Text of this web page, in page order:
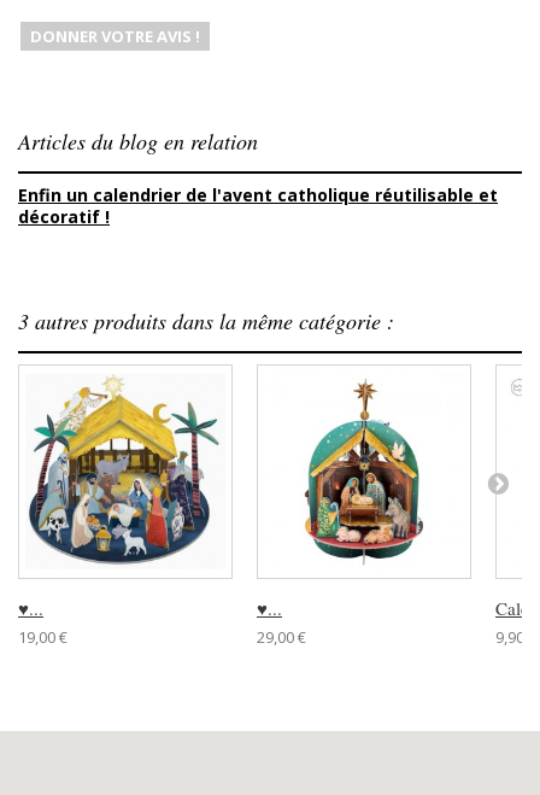
DONNER VOTRE AVIS !
Articles du blog en relation
Enfin un calendrier de l'avent catholique réutilisable et
décoratif !
3 autres produits dans la même catégorie :
♥...
19,00 €
♥...
29,00 € 9,90 €